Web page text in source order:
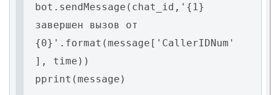
bot.sendMessage(chat_id,'{1}
завершен вызов от
{0}'.format(message['CallerIDNum'
], time))
pprint(message)